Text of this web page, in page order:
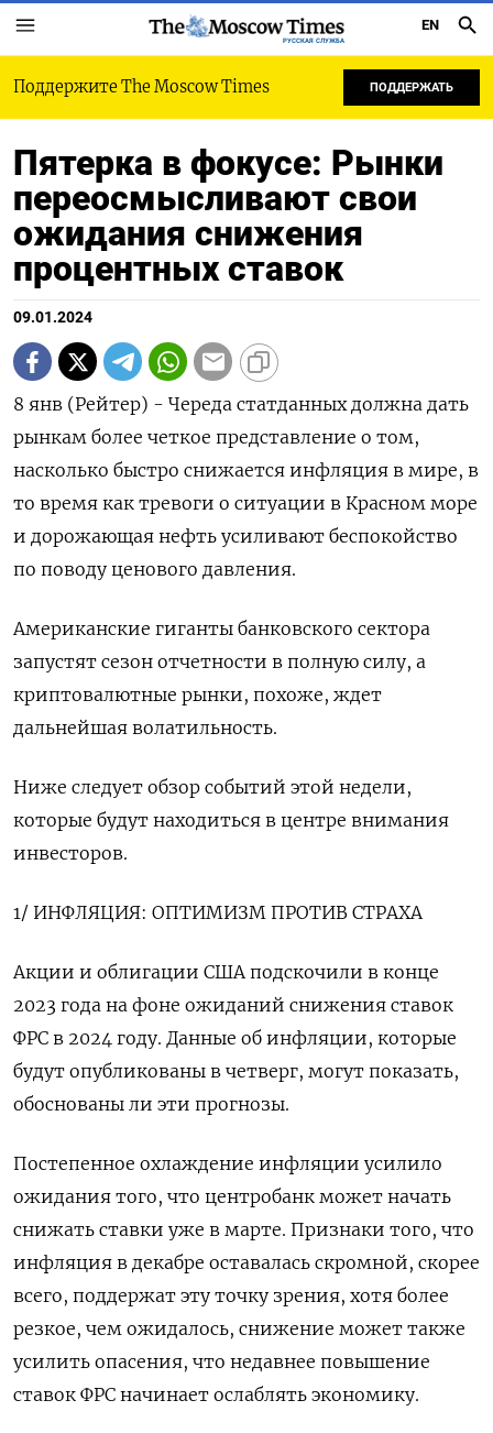
РУССКАЯ СЛУЖБА
EN
Поддержите The Moscow Times ПОДДЕРЖАТЬ
Пятерка в фокусе: Рынки
переосмысливают свои
ожидания снижения
процентных ставок
09.01.2024
8 янв (Рейтер) - Череда статданных должна дать
рынкам более четкое представление о том,
насколько быстро снижается инфляция в мире, в
то время как тревоги о ситуации в Красном море
и дорожающая нефть усиливают беспокойство
по поводу ценового давления.
Американские гиганты банковского сектора
запустят сезон отчетности в полную силу, а
криптовалютные рынки, похоже, ждет
дальнейшая волатильность.
Ниже следует обзор событий этой недели,
которые будут находиться в центре внимания
инвесторов.
1/ ИНФЛЯЦИЯ: ОПТИМИЗМ ПРОТИВ СТРАХА
Акции и облигации США подскочили в конце
2023 года на фоне ожиданий снижения ставок
ФРС в 2024 году. Данные об инфляции, которые
будут опубликованы в четверг, могут показать,
обоснованы ли эти прогнозы.
Постепенное охлаждение инфляции усилило
ожидания того, что центробанк может начать
снижать ставки уже в марте. Признаки того, что
инфляция в декабре оставалась скромной, скорее
всего, поддержат эту точку зрения, хотя более
резкое, чем ожидалось, снижение может также
усилить опасения, что недавнее повышение
ставок ФРС начинает ослаблять экономику.